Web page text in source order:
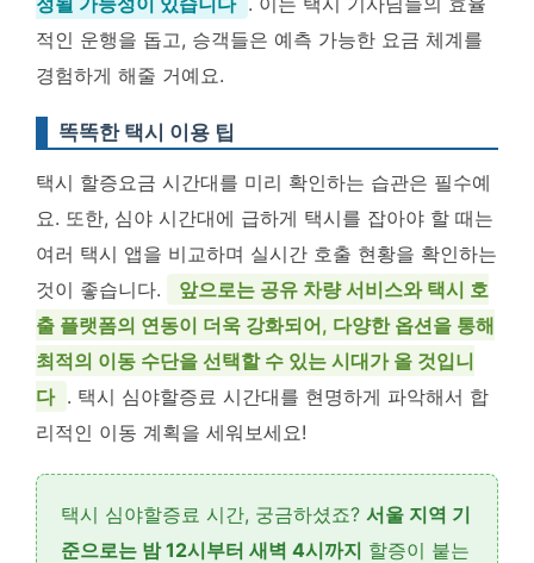
적인 운행을 돕고, 승객들은 예측 가능한 요금 체계를
경험하게 해줄 거예요.
똑똑한 택시 이용 팁
택시 할증요금 시간대를 미리 확인하는 습관은 필수예
요. 또한, 심야 시간대에 급하게 택시를 잡아야 할 때는
여러 택시 앱을 비교하며 실시간 호출 현황을 확인하는
것이 좋습니다.
앞으로는 공유 차량 서비스와 택시 호
출 플랫폼의 연동이 더욱 강화되어, 다양한 옵션을 통해
최적의 이동 수단을 선택할 수 있는 시대가 올 것입니
다 . 택시 심야할증료 시간대를 현명하게 파악해서 합
리적인 이동 계획을 세워보세요!
택시 심야할증료 시간, 궁금하셨죠? 서울 지역 기
준으로는 밤 12시부터 새벽 4시까지 할증이 붙는